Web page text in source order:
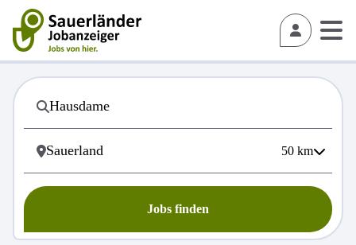
50 km
Jobs finden